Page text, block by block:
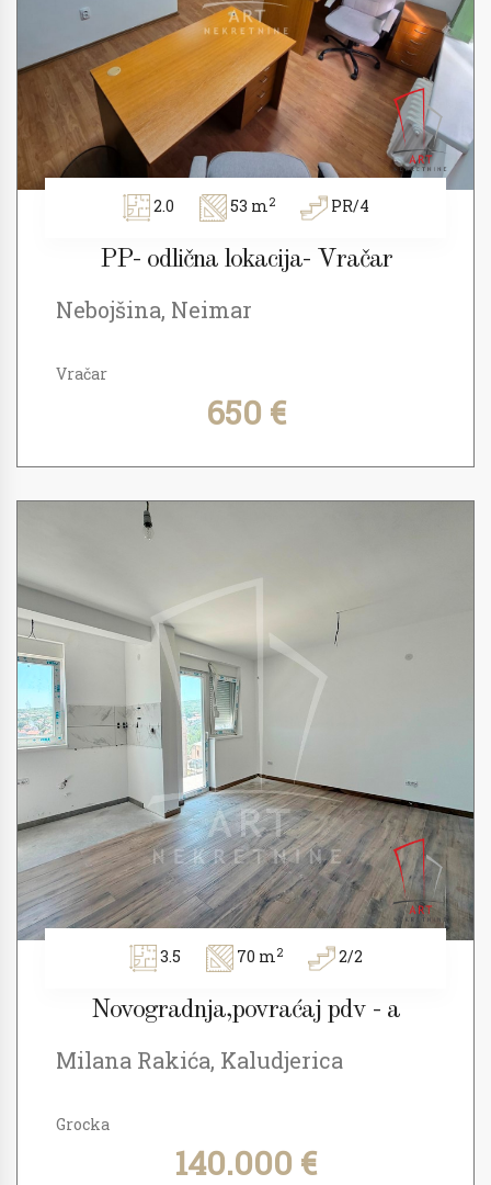
2.0 53 m2 PR/4
PP- odlična lokacija- Vračar
Nebojšina, Neimar
Vračar
650 €
3.5 70 m2 2/2
Novogradnja,povraćaj pdv - a
Milana Rakića, Kaludjerica
Grocka
140.000 €